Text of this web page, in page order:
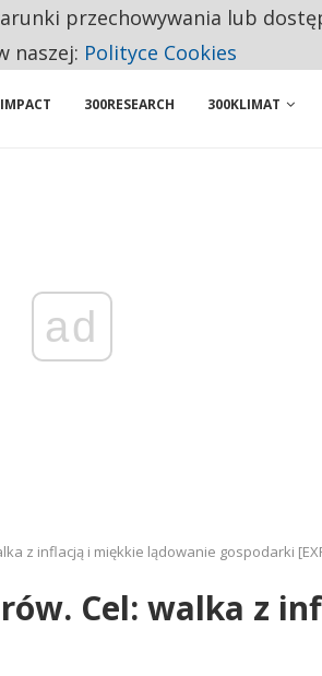
PODMIOTY Z POLSKI
IMPACT 300RESEARCH 300KLIMAT
ad
z inflacją i miękkie lądowanie gospodarki
Cel: walka z
przechowywania lub
naszej: Polityce Cookies